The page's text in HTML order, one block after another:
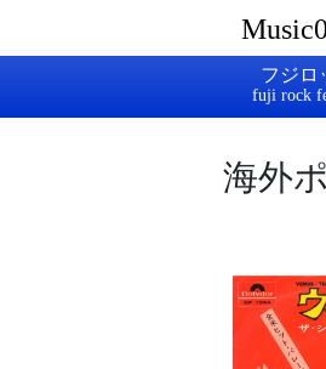
フジロ
海外